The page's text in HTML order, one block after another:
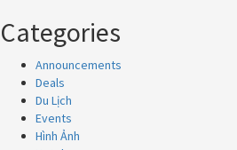
Categories
Announcements
Deals
Du Lịch
Events
Hình Ảnh